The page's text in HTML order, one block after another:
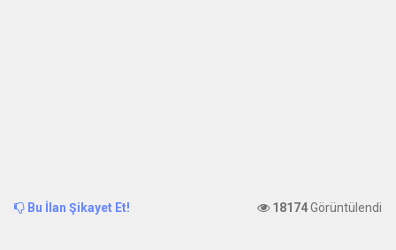
Bu İlan Şikayet Et! 18174Görüntülendi